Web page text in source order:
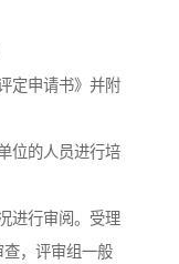
定申请书》并附
位的人员进行培
进行审阅。受理
，评审组一般